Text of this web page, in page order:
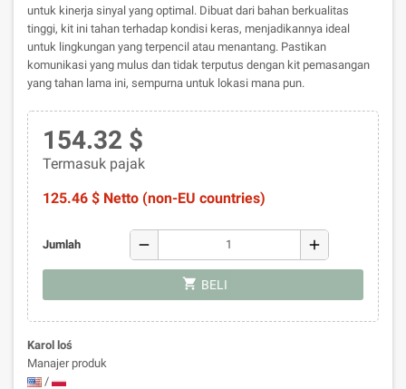
untuk kinerja sinyal yang optimal. Dibuat dari bahan berkualitas
tinggi, kit ini tahan terhadap kondisi keras, menjadikannya ideal
untuk lingkungan yang terpencil atau menantang. Pastikan
komunikasi yang mulus dan tidak terputus dengan kit pemasangan
yang tahan lama ini, sempurna untuk lokasi mana pun.
154.32 $
Termasuk pajak
125.46 $ Netto (non-EU countries)
Jumlah remove add
shopping_cart BELI
Karol loś
Manajer produk
/